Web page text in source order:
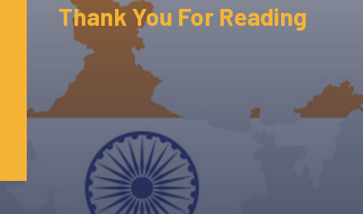
Thank You For Reading